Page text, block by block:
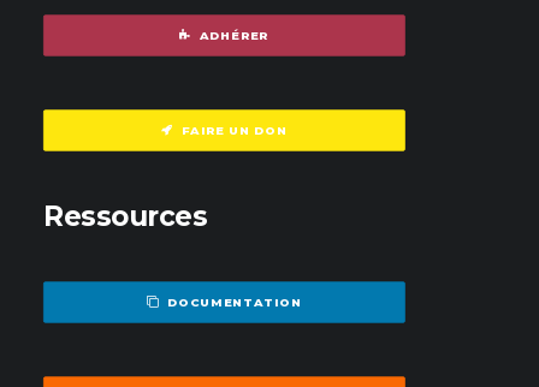
ADHÉRER
FAIRE UN DON
Ressources
DOCUMENTATION